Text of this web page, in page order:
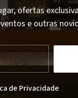
ofertas
e outras
de Privacidade